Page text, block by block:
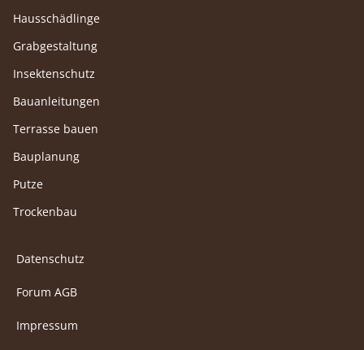
Hausschädlinge
Grabgestaltung
Insektenschutz
Bauanleitungen
Terrasse bauen
Bauplanung
Putze
Trockenbau
Datenschutz
Forum AGB
Impressum